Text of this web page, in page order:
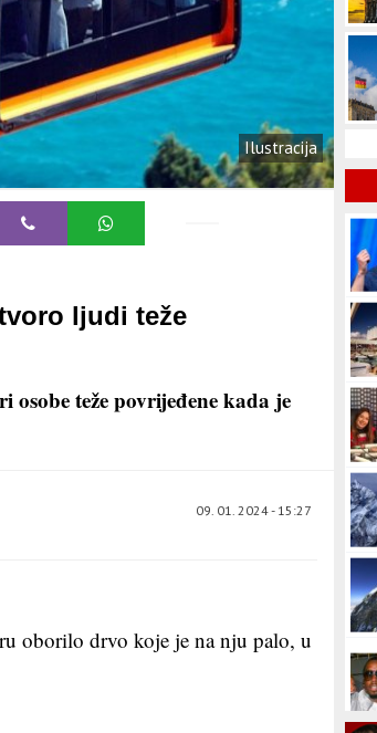
Ilustracija
ljudi teže
osobe teže povrijeđene kada je
09. 01. 2024 - 15:27
oborilo drvo koje je na nju palo, u